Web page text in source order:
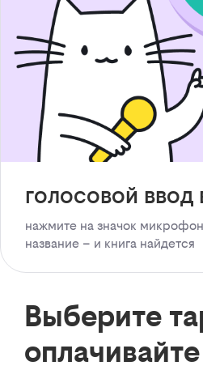
голосовой ввод
нажмите на значок
название – и книга найдется
Выберите